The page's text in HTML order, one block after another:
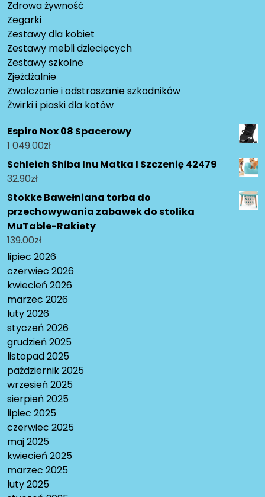
Zdrowa żywność
Zegarki
Zestawy dla kobiet
Zestawy mebli dziecięcych
Zestawy szkolne
Zjeżdżalnie
Zwalczanie i odstraszanie szkodników
Żwirki i piaski dla kotów
Espiro Nox 08 Spacerowy
1 049.00zł
Schleich Shiba Inu Matka I Szczenię 42479
32.90zł
Stokke Bawełniana torba do
przechowywania zabawek do stolika
MuTable-Rakiety
139.00zł
lipiec 2026
czerwiec 2026
kwiecień 2026
marzec 2026
luty 2026
styczeń 2026
grudzień 2025
listopad 2025
październik 2025
wrzesień 2025
sierpień 2025
lipiec 2025
czerwiec 2025
maj 2025
kwiecień 2025
marzec 2025
luty 2025